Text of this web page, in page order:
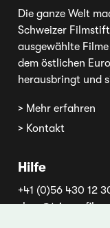
Die ganze Welt
Schweizer
ausgewählte
dem östlichen
herausbringt und
> Mehr erfahren
> Kontakt
Hilfe
+41 (0)56 430 12
shop@trigon-